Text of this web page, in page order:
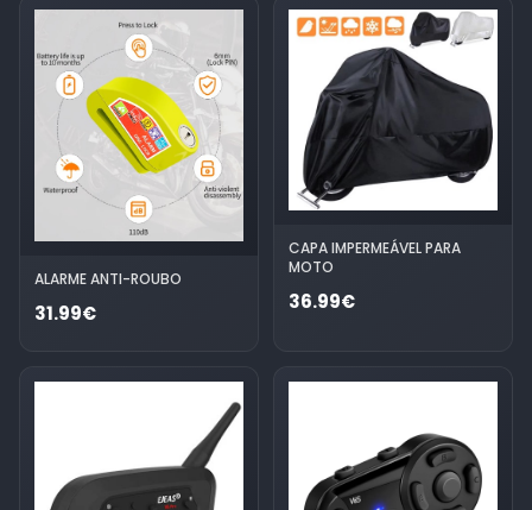
ALARME ANTI-ROUBO
31.99€
CAPA IMPERMEÁVEL PARA
MOTO
36.99€